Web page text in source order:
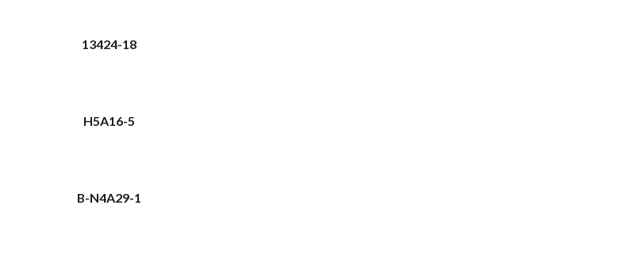
13424-18
H5A16-5
B-N4A29-1